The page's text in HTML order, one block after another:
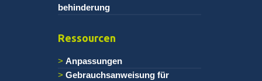
behinderung
Ressourcen
Anpassungen
Gebrauchsanweisung für